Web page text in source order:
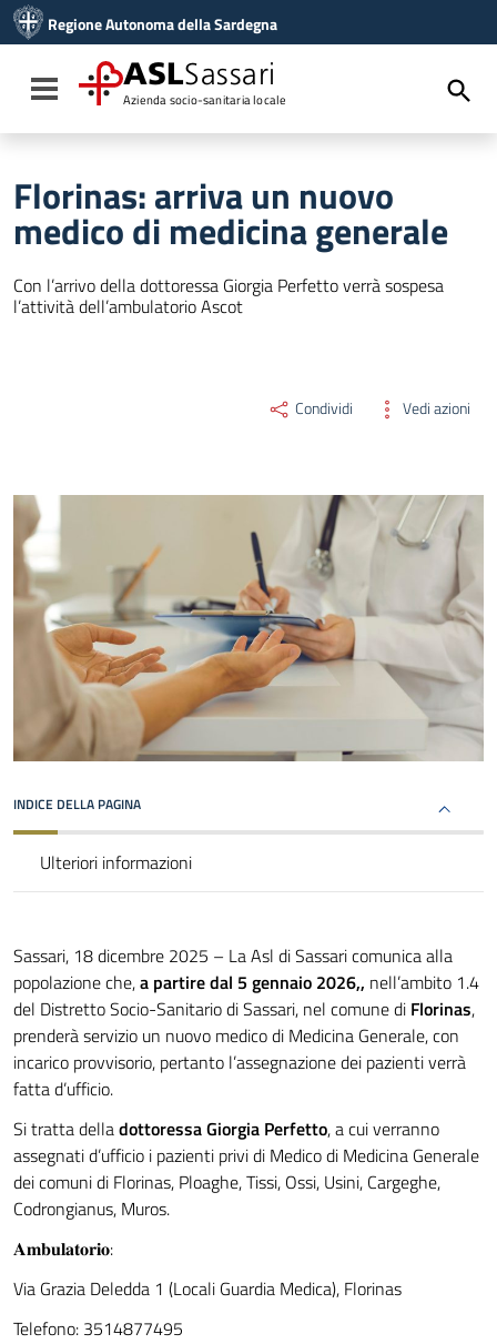
Vai al menu di navigazione
Vai al footer
Regione Autonoma della Sardegna
Toggle navigation
ASLSassari
Azienda socio-sanitaria locale
Florinas: arriva un nuovo
medico di medicina generale
Con l’arrivo della dottoressa Giorgia Perfetto verrà sospesa
l’attività dell’ambulatorio Ascot
Condividi Vedi azioni
INDICE DELLA PAGINA
Ulteriori informazioni
Sassari, 18 dicembre 2025 – La Asl di Sassari comunica alla
popolazione che,a partire dal 5 gennaio 2026,, nell’ambito 1.4
del Distretto Socio-Sanitario di Sassari, nel comune di Florinas,
prenderà servizio un nuovo medico di Medicina Generale, con
incarico provvisorio, pertanto l’assegnazione dei pazienti verrà
fatta d’ufficio.
Si tratta delladottoressa Giorgia Perfetto, a cui verranno
assegnati d’ufficio i pazienti privi di Medico di Medicina Generale
dei comuni di Florinas, Ploaghe, Tissi, Ossi, Usini, Cargeghe,
Codrongianus, Muros.
𝐀𝐦𝐛𝐮𝐥𝐚𝐭𝐨𝐫𝐢𝐨:
Via Grazia Deledda 1 (Locali Guardia Medica), Florinas
Telefono: 3514877495